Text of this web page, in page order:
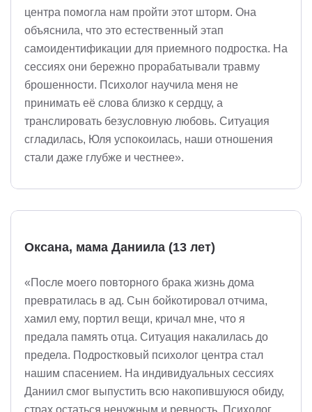
центра помогла нам пройти этот шторм. Она
объяснила, что это естественный этап
самоидентификации для приемного подростка. На
сессиях они бережно прорабатывали травму
брошенности. Психолог научила меня не
принимать её слова близко к сердцу, а
транслировать безусловную любовь. Ситуация
сгладилась, Юля успокоилась, наши отношения
стали даже глубже и честнее».
Оксана, мама Даниила (13 лет)
«После моего повторного брака жизнь дома
превратилась в ад. Сын бойкотировал отчима,
хамил ему, портил вещи, кричал мне, что я
предала память отца. Ситуация накалилась до
предела. Подростковый психолог центра стал
нашим спасением. На индивидуальных сессиях
Даниил смог выпустить всю накопившуюся обиду,
страх остаться ненужным и ревность. Психолог